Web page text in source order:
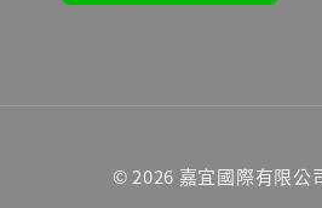
© 2026 嘉宜國際有限公